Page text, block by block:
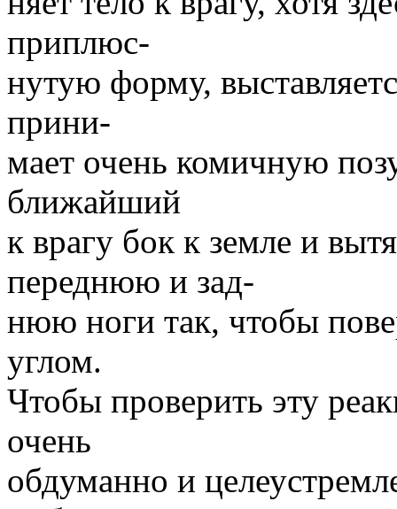
приплюс-
нутую форму,
прини-
мает очень комичную
ближайший
к врагу бок к земле и
переднюю и зад-
нюю ноги так, чтобы
углом.
Чтобы проверить эту
очень
обдуманно и